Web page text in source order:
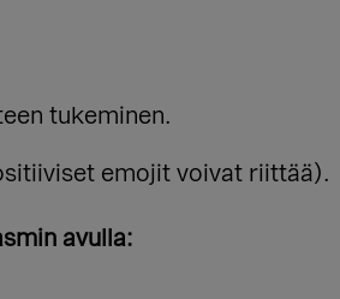
tukeminen.
emojit voivat riittää).
avulla: